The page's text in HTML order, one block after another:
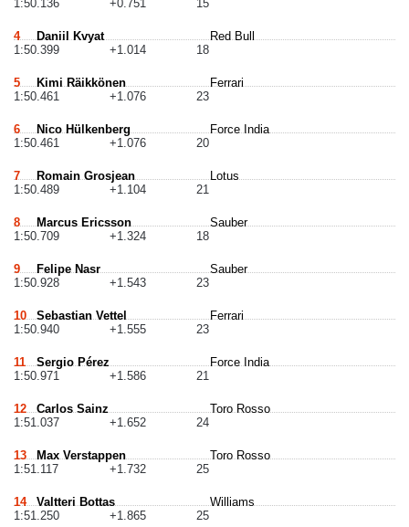
1:50.136 +0.751 15
4 Daniil Kvyat
Red Bull
1:50.399
+1.014 18
5 Kimi Räikkönen
Ferrari
1:50.461
+1.076 23
6 Nico Hülkenberg
Force India
1:50.461
+1.076 20
7 Romain Grosjean
Lotus
1:50.489
+1.104 21
8 Marcus Ericsson
Sauber
1:50.709
+1.324 18
9 Felipe Nasr
Sauber
1:50.928
+1.543 23
10 Sebastian Vettel
Ferrari
1:50.940
+1.555 23
11 Sergio Pérez
Force India
1:50.971
+1.586 21
12 Carlos Sainz
Toro Rosso
1:51.037
+1.652 24
13 Max Verstappen
Toro Rosso
1:51.117
+1.732 25
14 Valtteri Bottas
Williams
1:51.250
+1.865 25